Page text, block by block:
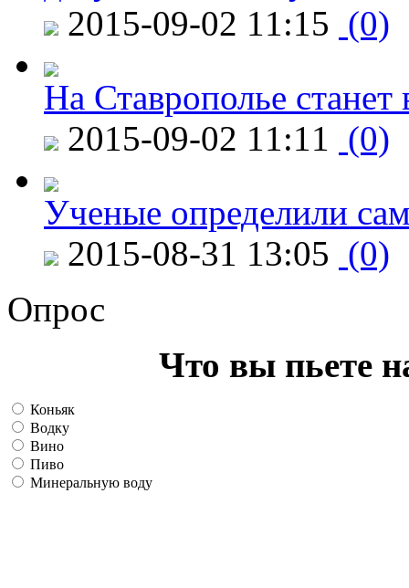
2015-09-02 11:15 (0)
На Ставрополье
2015-09-02 11:11 (0)
Ученые определили
2015-08-31 13:05 (0)
Опрос
Что вы пьете
Коньяк
Водку
Вино
Пиво
Минеральную воду